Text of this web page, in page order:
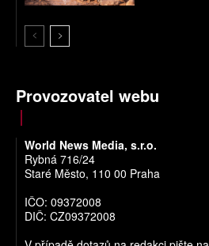
Provozovatel webu
World News Media, s.r.o.
Rybná 716/24
Staré Město, 110 00 Praha
IČO: 09372008
DIČ: CZ09372008